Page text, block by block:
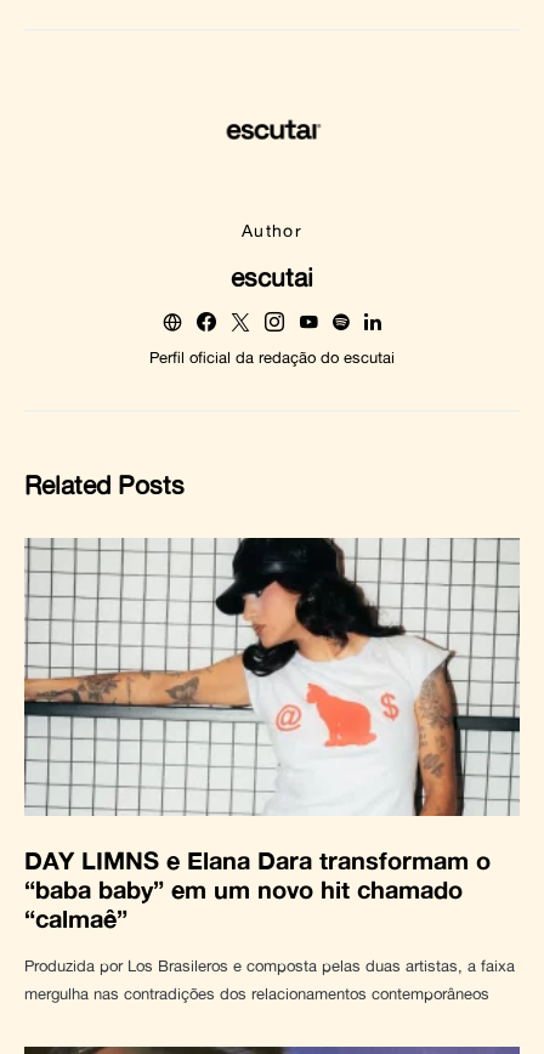
Author
escutai
Perfil oficial da redação do escutai
Related Posts
DAY LIMNS e Elana Dara transformam o
“baba baby” em um novo hit chamado
“calmaê”
Produzida por Los Brasileros e composta pelas duas artistas, a faixa
mergulha nas contradições dos relacionamentos contemporâneos